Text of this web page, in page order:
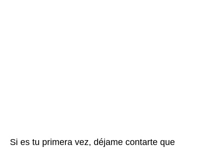
Si es tu primera vez, déjame contarte que